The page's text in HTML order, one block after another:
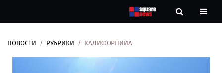
НОВОСТИ РУБРИКИ КАЛИФОРНИЙА